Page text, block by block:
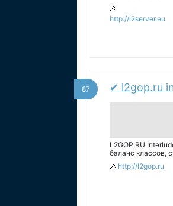
http://l2server.eu
87 ✔ l2gop.ru
L2GOP.RU
баланс классов,
Interlude!
http://l2gop.ru